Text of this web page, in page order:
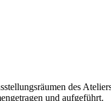
des
und aufgeführt.